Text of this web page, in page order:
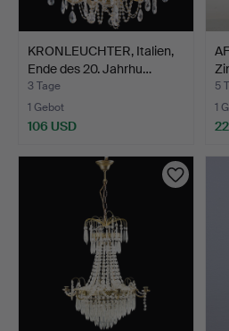
KRONLEUCHTER, Italien,
Ende des 20. Jahrhu…
3 Tage
1 Gebot
106 USD
5
1